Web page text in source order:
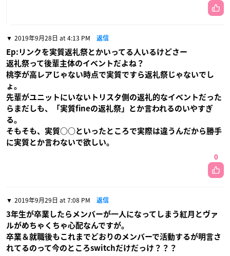
2019年9月28日 at 4:13 PM 返信
Ep:リンクを実質返礼祭とかいってる人いるけどさー
返礼祭って後輩主体のイベントだよね？
桃李が高レアじゃない時点で実質ですら返礼祭じゃないでし
ょ。
先輩がユニットにいないトリスタ側の返礼的なイベントだった
らまだしも、「実質fineの返礼祭」とか言われるのいやすぎ
る。
そもそも、実質○○といったところで実際は違うんだから勝手
に実質とか言わないで欲しい。
0
2019年9月29日 at 7:08 PM 返信
3年生が卒業したらメンバーが一人になってしまう紅月とヴァ
ルがめちゃくちゃ心配なんですが。
卒業＆就職後もこれまでどおりのメンバーで活動するが明言さ
れてるのって今のところswitchだけだっけ？？？